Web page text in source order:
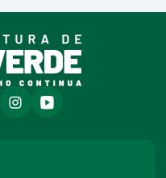
instagramyoutube